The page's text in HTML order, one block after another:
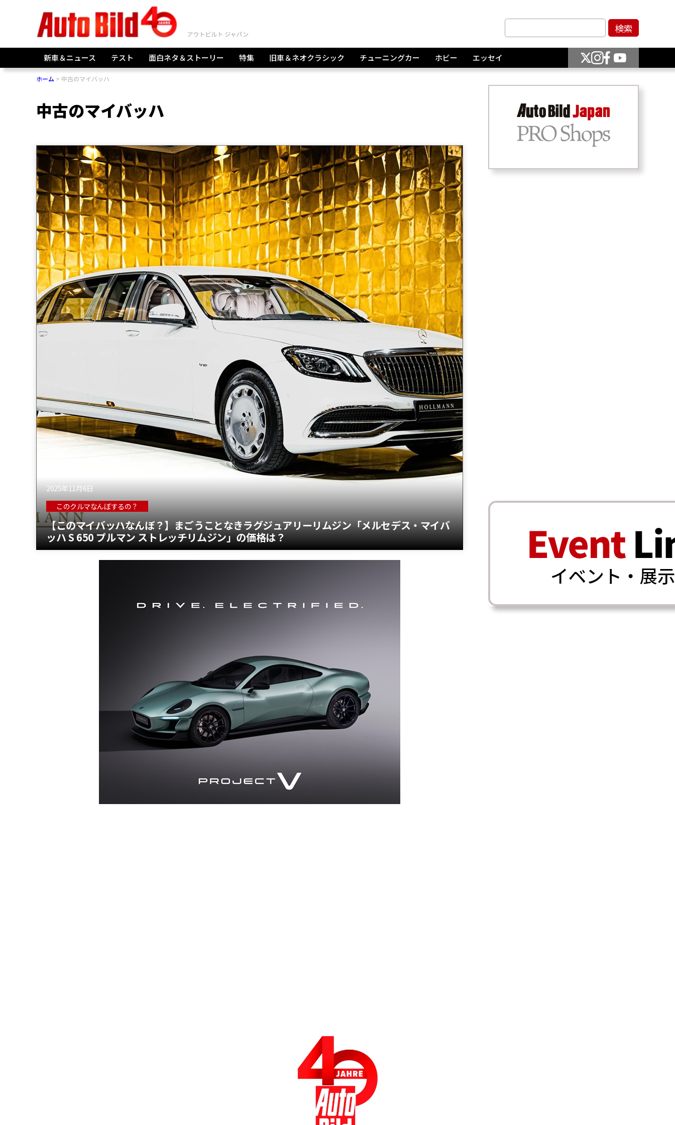
新車＆ニュース テスト 面白ネタ＆ストーリー 特集 旧車＆ネオクラシック チューニングカー ホビー エッセイ
ホーム 中古のマイバッハ
中古のマイバッハ
2025年11月6日
このクルマなんぼするの？
【このマイバッハなんぼ？】まごうことなきラグジュアリーリムジン「メルセデス・マイバ
ッハ S 650 プルマン ストレッチリムジン」の価格は？